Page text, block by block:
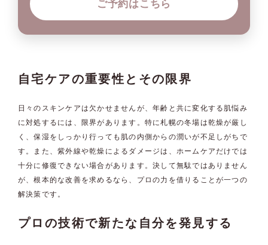
ご予約はこちら
自宅ケアの重要性とその限界
日々のスキンケアは欠かせませんが、年齢と共に変化する肌悩み
に対処するには、限界があります。特に札幌の冬場は乾燥が厳し
く、保湿をしっかり行っても肌の内側からの潤いが不足しがちで
す。また、紫外線や乾燥によるダメージは、ホームケアだけでは
十分に修復できない場合があります。決して無駄ではありません
が、根本的な改善を求めるなら、プロの力を借りることが一つの
解決策です。
プロの技術で新たな自分を発見する